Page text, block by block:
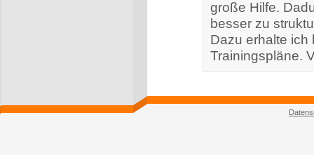
große Hilfe.
besser zu
Dazu erhalte ich
Trainingspläne.